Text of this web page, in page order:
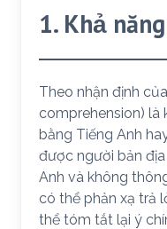
1. Khả
Theo nhận định
comprehension) là
bằng Tiếng Anh
được người bản
Anh và không
có thể phản xạ trả
thể tóm tắt lại ý